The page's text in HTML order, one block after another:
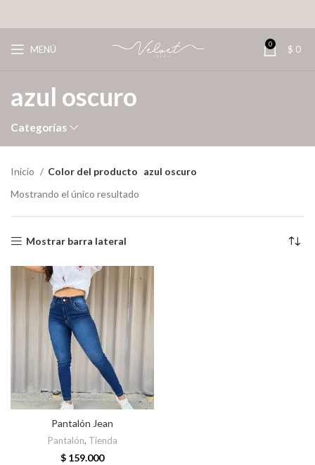
MENÚ 0 $ 0
azul oscuro
Categorías
Inicio Color del producto azul oscuro
Mostrando el único resultado
Mostrar barra lateral
Pantalón Jean
Pantalón, Tienda
$ 159.000